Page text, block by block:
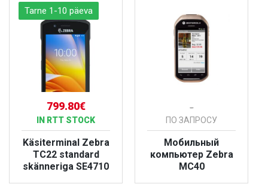
Tarne 1-10 päeva
799.80€
IN RTT STOCK
Käsiterminal Zebra
TC22 standard
skänneriga SE4710
-
ПО ЗАПРОСУ
Мобильный
компьютер Zebra
MC40